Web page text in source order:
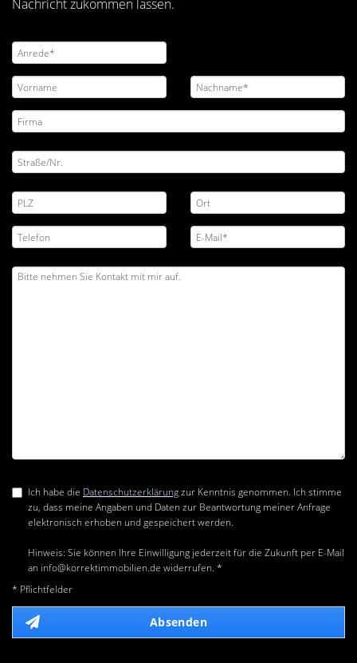
Nachricht zukommen lassen.
Ich habe die Datenschutzerklärungzur Kenntnis genommen. Ich stimme
zu, dass meine Angaben und Daten zur Beantwortung meiner Anfrage
elektronisch erhoben und gespeichert werden.
Hinweis: Sie können Ihre Einwilligung jederzeit für die Zukunft per E-Mail
an info@korrektimmobilien.de widerrufen. *
* Pflichtfelder
Absenden